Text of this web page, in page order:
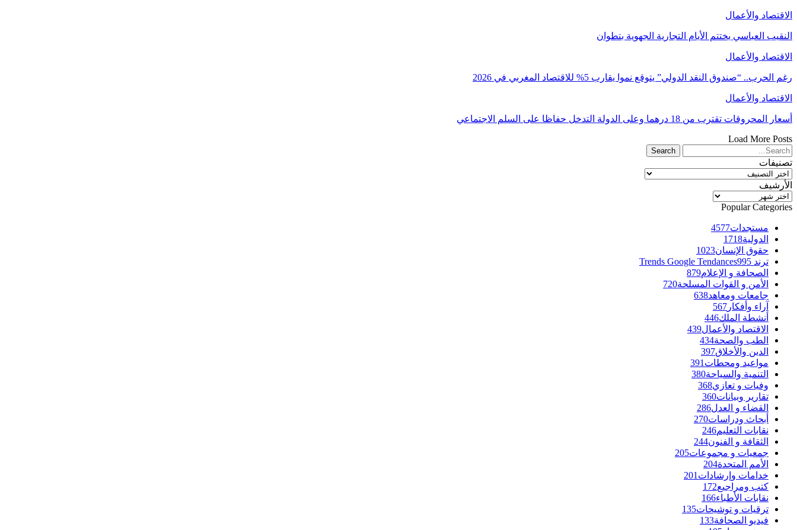
الاقتصاد والأعمال
النقيب العباسي يختتم الأيام التجارية الجهوية بتطوان
الاقتصاد والأعمال
رغم الحرب.. “صندوق النقد الدولي” يتوقع نموا يقارب 5% للاقتصاد المغربي في 2026
الاقتصاد والأعمال
أسعار المحروقات تقترب من 18 درهما وعلى الدولة التدخل حفاظا على السلم الاجتماعي
Load More Posts
تصنيفات
تصنيفات
الأرشيف
الأرشيف
Popular Categories
مستجدات4577
الدولية1718
حقوق الإنسان1023
ترند Trends Google Tendances 995
الصحافة و الإعلام879
الأمن و القوات المسلحة720
جامعات ومعاهد638
آراء وأفكار 567
أنشطة الملك446
الاقتصاد والأعمال439
الطب والصحة434
الدين والأخلاق397
مواعيد ومحطات 391
التنمية والسياحة380
وفيات و تعازي368
تقارير وبيانات360
القضاء و العدل286
أبحاث ودراسات270
نقابات التعليم246
الثقافة و الفنون244
جمعيات و مجموعات205
الأمم المتحدة204
خدامات وإرشادات 201
كتب ومراجيع172
نقابات الأطباء166
ترقيات و توشيحات135
فيديو الصحافة133